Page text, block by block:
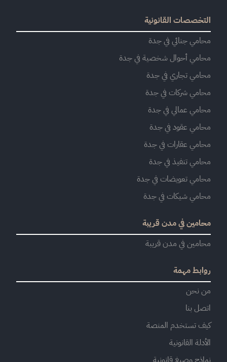
التخصصات القانونية
محامي جنائي في جدة
محامي أحوال شخصية في جدة
محامي تجاري في جدة
محامي شركات في جدة
محامي عمالي في جدة
محامي عقود في جدة
محامي عقارات في جدة
محامي تنفيذ في جدة
محامي تعويضات في جدة
محامي شيكات في جدة
محامين في مدن قريبة
محامين في مدن قريبة
روابط مهمة
من نحن
اتصل بنا
كيف تستخدم المنصة
الأدلة القانونية